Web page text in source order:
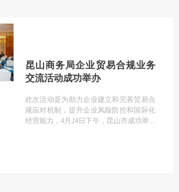
昆山商务局企业贸易合规业务
交流活动成功举办
此次活动是为助力企业建立和完善贸易合
规应对机制，提升企业风险防控和国际化
经营能力，4月24日下午，昆山市成功举